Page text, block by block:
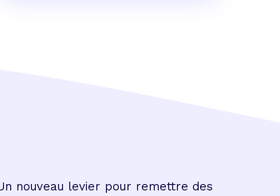
nouveau levier pour remettre des